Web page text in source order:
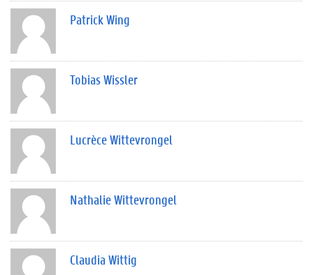
Patrick Wing
Tobias Wissler
Lucrèce Wittevrongel
Nathalie Wittevrongel
Claudia Wittig